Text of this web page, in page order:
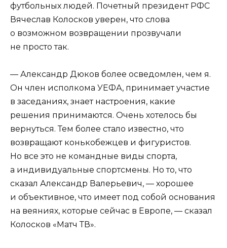
футбольных людей. Почетный президент РФС
Вячеслав Колосков уверен, что слова
о возможном возвращении прозвучали
не просто так.
— Александр Дюков более осведомлен, чем я.
Он член исполкома УЕФА, принимает участие
в заседаниях, знает настроения, какие
решения принимаются. Очень хотелось бы
вернуться. Тем более стало известно, что
возвращают конькобежцев и фигуристов.
Но все это не командные виды спорта,
а индивидуальные спортсмены. Но то, что
сказал Александр Валерьевич, — хорошее
и объективное, что имеет под собой основания
на веяниях, которые сейчас в Европе, — сказал
Колосков «Матч ТВ».